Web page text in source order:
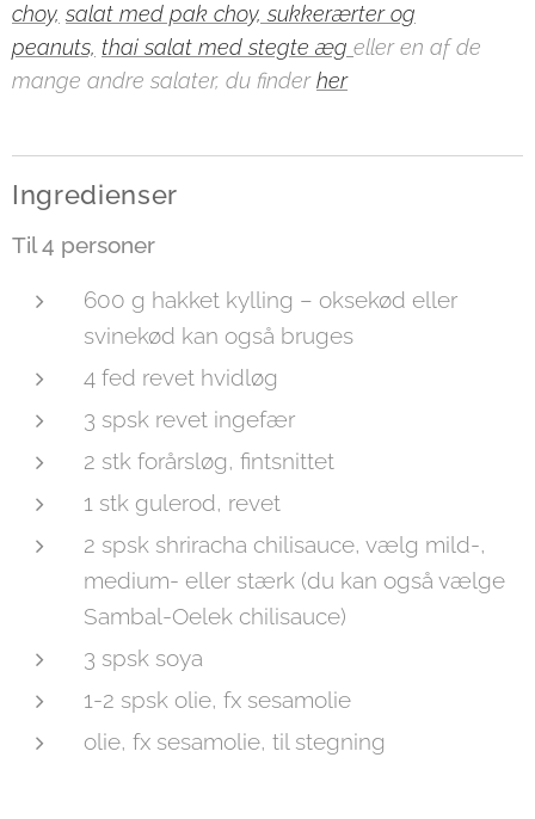
choy, salat med pak choy, sukkerærter og
peanuts, thai salat med stegte æg eller en af de
mange andre salater, du finderher
Ingredienser
Til 4 personer
600 g hakket kylling – oksekød eller
svinekød kan også bruges
4 fed revet hvidløg
3 spsk revet ingefær
2 stk forårsløg, fintsnittet
1 stk gulerod, revet
2 spsk shriracha chilisauce, vælg mild-,
medium- eller stærk (du kan også vælge
Sambal-Oelek chilisauce)
3 spsk soya
1-2 spsk olie, fx sesamolie
olie, fx sesamolie, til stegning